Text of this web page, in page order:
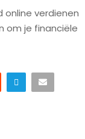
verdienen
om je financiële